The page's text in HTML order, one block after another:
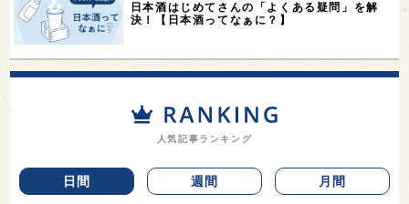
日本酒はじめてさんの「よくある疑問」を解
決！【日本酒ってなぁに？】
人気記事ランキング
日間 週間 月間